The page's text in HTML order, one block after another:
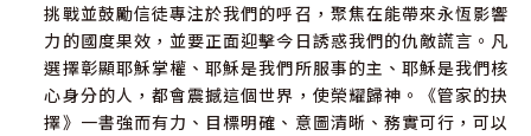
挑戰並鼓勵信徒專注於我們的呼召，聚焦在能帶來永恆影響
力的國度果效，並要正面迎擊今日誘惑我們的仇敵謊言。凡
選擇彰顯耶穌掌權、耶穌是我們所服事的主、耶穌是我們核
心身分的人，都會震撼這個世界，使榮耀歸神。《管家的抉
擇》一書強而有力、目標明確、意圖清晰、務實可行，可以